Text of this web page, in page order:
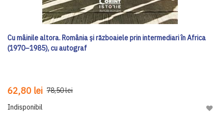
Cu mâinile altora. România și războaiele prin intermediari în Africa
(1970–1985), cu autograf
62,80 lei 78,50 lei
Indisponibil